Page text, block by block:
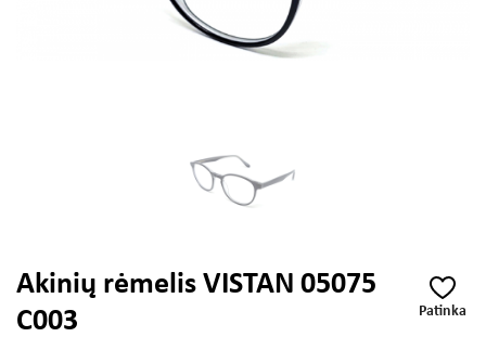
Patinka
Akinių rėmelis VISTAN 05075
C003